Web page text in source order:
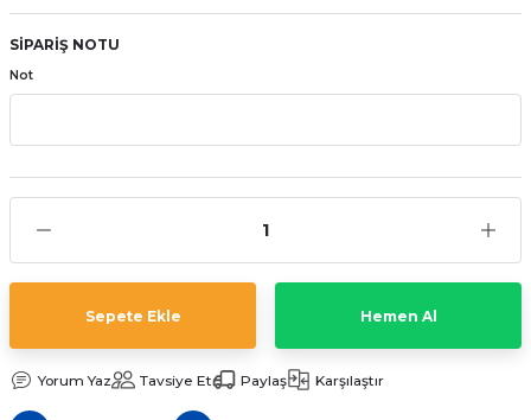
Pili
SİPARİŞ NOTU
Not
Sepete Ekle Hemen Al
Yorum Yaz Tavsiye Et Paylaş Karşılaştır